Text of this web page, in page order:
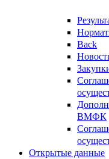
Back
ВМФК
Открытые данные